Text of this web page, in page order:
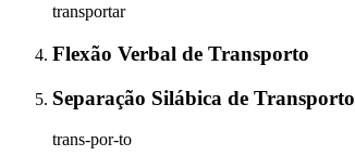
transportar
Flexão Verbal de Transporto
Separação Silábica de Transporto
trans-por-to